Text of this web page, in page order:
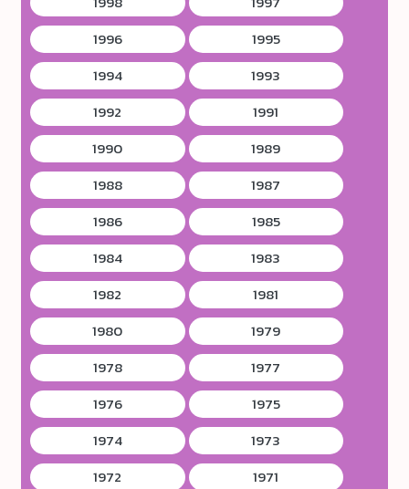
1996
1995
1994
1993
1992
1991
1990
1989
1988
1987
1986
1985
1984
1983
1982
1981
1980
1979
1978
1977
1976
1975
1974
1973
1972
1971